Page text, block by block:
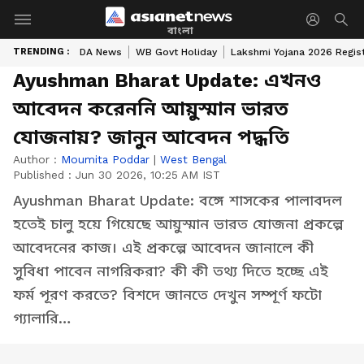
বাংলা
TRENDING : DA News WB Govt Holiday Lakshmi Yojana 2026
Ayushman Bharat Update: এখনও
আবেদন করেননি আয়ুস্মান ভারত
যোজনায়? জানুন আবেদন পদ্ধতি
Author : Moumita Poddar | West Bengal
Published : Jun 30 2026, 10:25 AM IST
Ayushman Bharat Update: বঙ্গে শাসকের পালাবদল
হতেই চালু হয়ে গিয়েছে আয়ুস্মান ভারত যোজনা প্রকল্পে
আবেদনের কাজ। এই প্রকল্পে আবেদন জানালে কী
সুবিধা পাবেন নাগরিকরা? কী কী তথ্য দিতে হচ্ছে এই
ফর্ম পূরণ করতে? বিশদে জানতে দেখুন সম্পূর্ণ ফটো
গ্যালারি…